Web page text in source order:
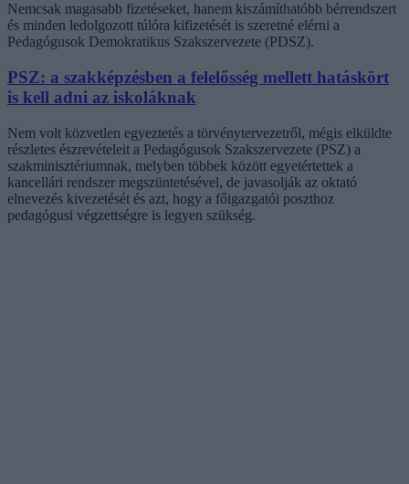
Nemcsak magasabb fizetéseket, hanem kiszámíthatóbb bérrendszert
és minden ledolgozott túlóra kifizetését is szeretné elérni a
Pedagógusok Demokratikus Szakszervezete (PDSZ).
PSZ: a szakképzésben a felelősség mellett hatáskört
is kell adni az iskoláknak
Nem volt közvetlen egyeztetés a törvénytervezetről, mégis elküldte
részletes észrevételeit a Pedagógusok Szakszervezete (PSZ) a
szakminisztériumnak, melyben többek között egyetértettek a
kancellári rendszer megszüntetésével, de javasolják az oktató
elnevezés kivezetését és azt, hogy a főigazgatói poszthoz
pedagógusi végzettségre is legyen szükség.